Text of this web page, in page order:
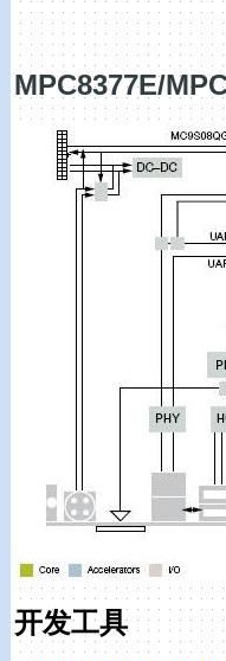
MPC8377E/
开发工具